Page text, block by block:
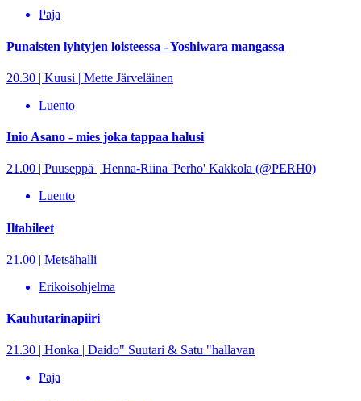
Paja
Punaisten lyhtyjen loisteessa - Yoshiwara mangassa
20.30 | Kuusi | Mette Järveläinen
Luento
Inio Asano - mies joka tappaa halusi
21.00 | Puuseppä | Henna-Riina 'Perho' Kakkola (@PERH0)
Luento
Iltabileet
21.00 | Metsähalli
Erikoisohjelma
Kauhutarinapiiri
21.30 | Honka | Daido" Suutari & Satu "hallavan
Paja